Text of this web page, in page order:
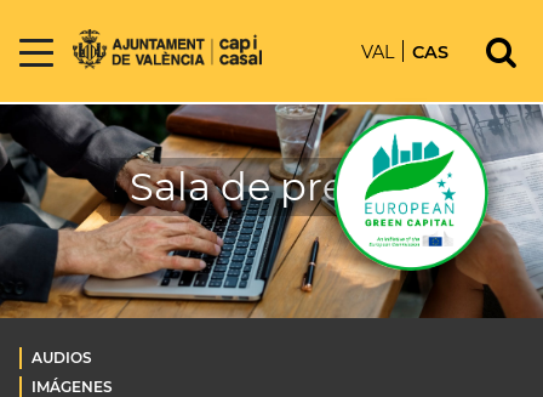
VAL CAS
Sala de prensa
AUDIOS
IMÁGENES